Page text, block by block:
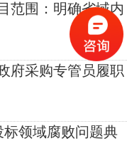
范围：明确省域内
府采购专管员履职
领域腐败问题典